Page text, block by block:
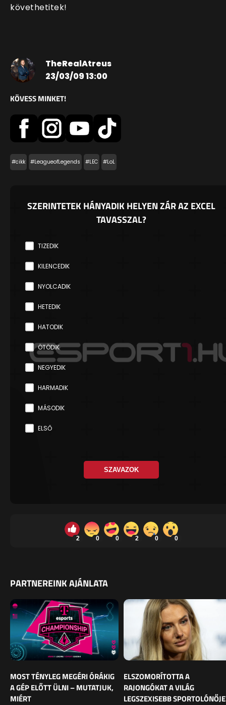
követhetitek!
TheRealAtreus
23/03/09 13:00
KÖVESS MINKET!
#cikk #LeagueofLegends #LEC #LoL
SZERINTETEK HÁNYADIK HELYEN ZÁR AZ EXCEL
TAVASSZAL?
TIZEDIK
KILENCEDIK
NYOLCADIK
HETEDIK
HATODIK
ÖTÖDIK
NEGYEDIK
HARMADIK
MÁSODIK
ELSŐ
SZAVAZOK
2 0 0 2 0 0
PARTNEREINK AJÁNLATA
MOST TÉNYLEG MEGÉRI ÓRÁKIG
A GÉP ELŐTT ÜLNI – MUTATJUK,
MIÉRT
ELSZOMORÍTOTTA A
RAJONGÓKAT A VILÁG
LEGSZEXISEBB SPORTOLÓNŐJE